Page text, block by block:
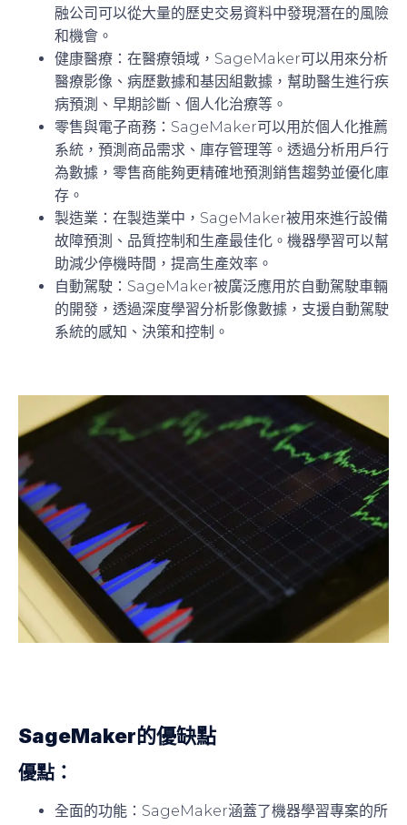
融公司可以從大量的歷史交易資料中發現潛在的風險
和機會。
健康醫療 ：在醫療領域，SageMaker可以用來分析
醫療影像、病歷數據和基因組數據，幫助醫生進行疾
病預測、早期診斷、個人化治療等。
零售與電子商務 ：SageMaker可以用於個人化推薦
系統，預測商品需求、庫存管理等。透過分析用戶行
為數據，零售商能夠更精確地預測銷售趨勢並優化庫
存。
製造業 ：在製造業中，SageMaker被用來進行設備
故障預測、品質控制和生產最佳化。機器學習可以幫
助減少停機時間，提高生產效率。
自動駕駛 ：SageMaker被廣泛應用於自動駕駛車輛
的開發，透過深度學習分析影像數據，支援自動駕駛
系統的感知、決策和控制。
SageMaker的優缺點
優點：
全面的功能 ：SageMaker涵蓋了機器學習專案的所